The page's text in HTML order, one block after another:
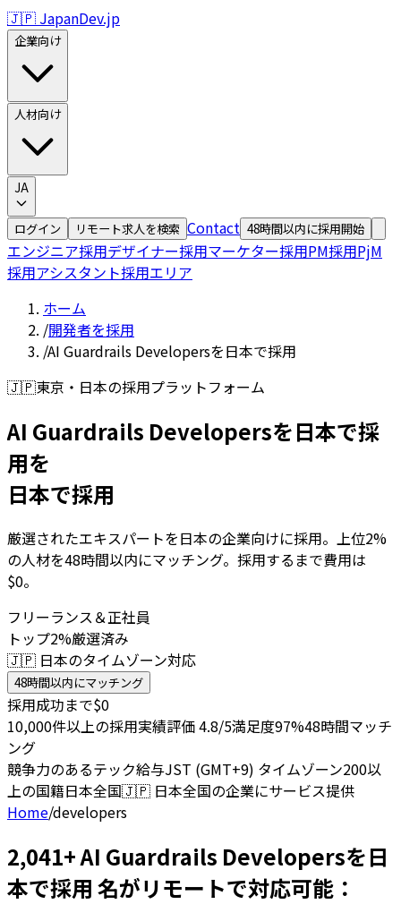
🇯🇵 JapanDev.jp
企業向け
人材向け
JA
ログイン リモート求人を検索 Contact 48時間以内に採用開始
エンジニア採用デザイナー採用マーケター採用PM採用PjM
採用アシスタント採用エリア
ホーム
/開発者を採用
/AI Guardrails Developersを日本で採用
🇯🇵東京・日本の採用プラットフォーム
AI Guardrails Developersを日本で採
用を
日本で採用
厳選されたエキスパートを日本の企業向けに採用。上位2%
の人材を48時間以内にマッチング。採用するまで費用は
$0。
フリーランス＆正社員
トップ2%厳選済み
🇯🇵 日本のタイムゾーン対応
48時間以内にマッチング
採用成功まで$0
10,000件以上の採用実績評価 4.8/5満足度97%48時間マッチ
ング
競争力のあるテック給与JST (GMT+9) タイムゾーン200以
上の国籍日本全国🇯🇵 日本全国の企業にサービス提供
Home/developers
2,041+ AI Guardrails Developersを日
本で採用 名がリモートで対応可能：